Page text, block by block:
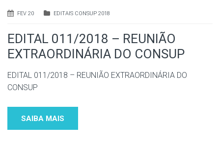
FEV 20 EDITAIS CONSUP 2018
EDITAL 011/2018 – REUNIÃO
EXTRAORDINÁRIA DO CONSUP
EDITAL 011/2018 – REUNIÃO EXTRAORDINÁRIA DO
CONSUP
SAIBA MAIS